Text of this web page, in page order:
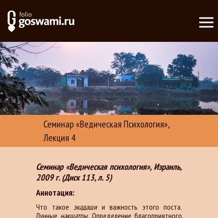
Семинар «Ведическая Психология»,
Лекция 4
Семинар «Ведическая психология», Израиль,
2009 г. (Диск 113, л. 5)
Аннотация:
Что такое экадашии важность этого поста.
Лунные накшатры. Определение благоприятного